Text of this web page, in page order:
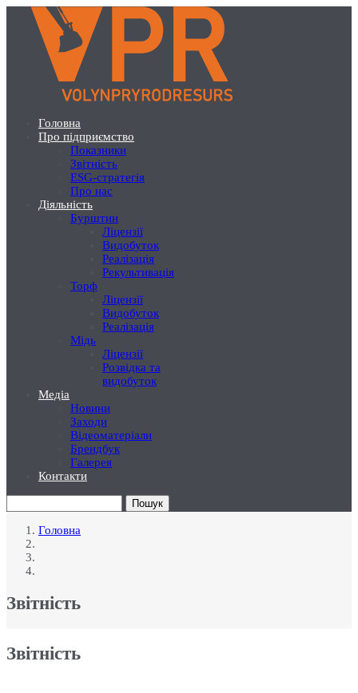
Перейти
основного
Основна
навігація
головне
Головна
Про підприємство
Показники
Звітність
ESG-стратегія
Про нас
Діяльність
Бурштин
Ліцензії
Видобуток
Реалізація
Рекультивація
Торф
Ліцензії
Видобуток
Реалізація
Мідь
Ліцензії
Розвідка та
видобуток
Медіа
Новини
Заходи
Відеоматеріали
Брендбук
Галерея
Контакти
Рядок
навіґації
Головна
Звітність
Звітність